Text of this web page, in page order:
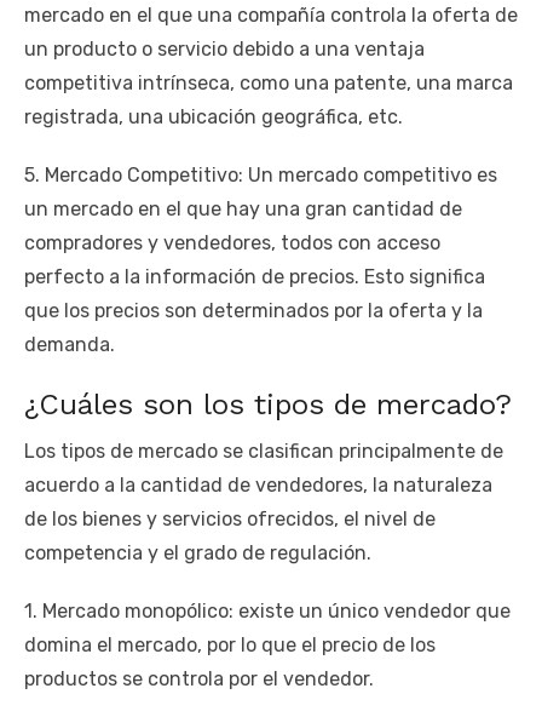
mercado en el que una compañía controla la oferta de
un producto o servicio debido a una ventaja
competitiva intrínseca, como una patente, una marca
registrada, una ubicación geográfica, etc.
5. Mercado Competitivo: Un mercado competitivo es
un mercado en el que hay una gran cantidad de
compradores y vendedores, todos con acceso
perfecto a la información de precios. Esto significa
que los precios son determinados por la oferta y la
demanda.
¿Cuáles son los tipos de mercado?
Los tipos de mercado se clasifican principalmente de
acuerdo a la cantidad de vendedores, la naturaleza
de los bienes y servicios ofrecidos, el nivel de
competencia y el grado de regulación.
1. Mercado monopólico: existe un único vendedor que
domina el mercado, por lo que el precio de los
productos se controla por el vendedor.